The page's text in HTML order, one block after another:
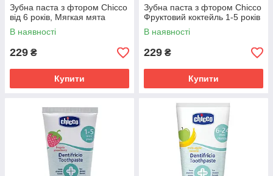
Зубна паста з фтором Chicco
від 6 років, Мягкая мята
В наявності
229 ₴
Купити
Зубна паста з фтором Chicco
Фруктовий коктейль 1-5 років
В наявності
229 ₴
Купити